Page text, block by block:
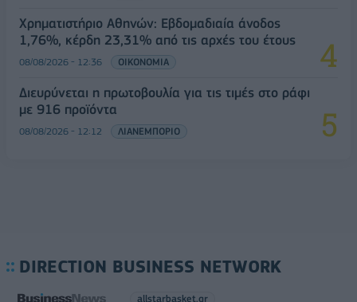
Χρηματιστήριο Αθηνών: Εβδομαδιαία άνοδος
1,76%, κέρδη 23,31% από τις αρχές του έτους
08/08/2026 - 12:36 ΟΙΚΟΝΟΜΙΑ
Διευρύνεται η πρωτοβουλία για τις τιμές στο ράφι
με 916 προϊόντα
08/08/2026 - 12:12 ΛΙΑΝΕΜΠΟΡΙΟ
DIRECTION BUSINESS NETWORK
allstarbasket.gr